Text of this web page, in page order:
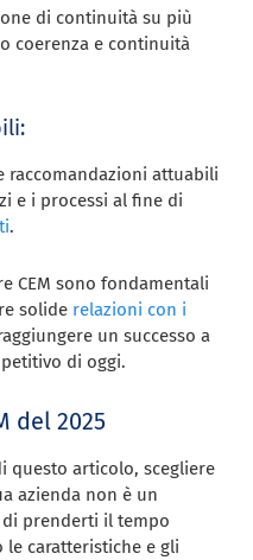
di continuità su più
coerenza e continuità
attuabili
e i processi al fine di
.
CEM sono fondamentali
solide relazioni con i
un successo a
di oggi.
del 2025
questo articolo, scegliere
azienda non è un
prenderti il tempo
le caratteristiche e gli